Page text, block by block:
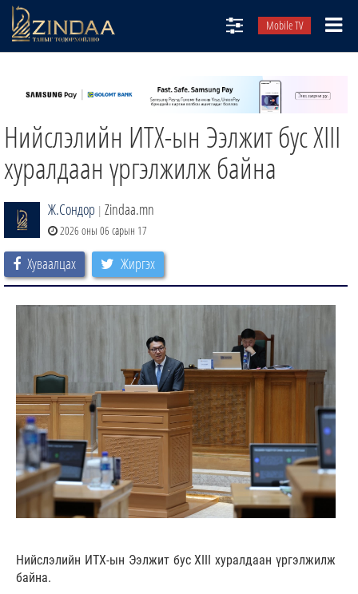
Mobile TV
ТВ8
ӨГЛӨӨНИЙ СОНИН
ЗИНДАА СЭТГҮҮЛ
Нийслэлийн ИТХ-ын Ээлжит бус XIII
хуралдаан үргэлжилж байна
Ж.Сондор | Zindaa.mn
2026 оны 06 сарын 17
Хуваалцах Жиргэх
Нийслэлийн ИТХ-ын Ээлжит бус XIII хуралдаан үргэлжилж
байна.